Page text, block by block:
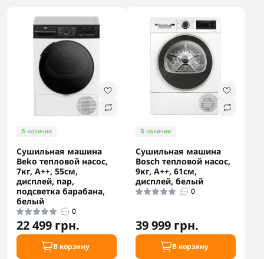
В наличии
Сушильная машина
Beko тепловой насос,
7кг, A++, 55см,
дисплей, пар,
подсветка барабана,
белый
0
22 499 грн.
В корзину
В наличии
Сушильная машина
Bosch тепловой насос,
9кг, A++, 61см,
дисплей, белый
0
39 999 грн.
В корзину